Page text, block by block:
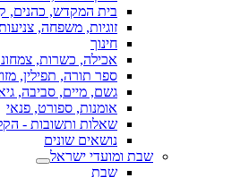
בית המקדש, כהנים,
זוגיות, משפחה,
חינוך
אכילה, כשרות,
ספר תורה, תפילין,
גשם, מיים, סביבה,
אומנות, ספורט, פנאי
שאלות ותשובות -
נושאים שונים
שבת ומועדי ישראל
שבת